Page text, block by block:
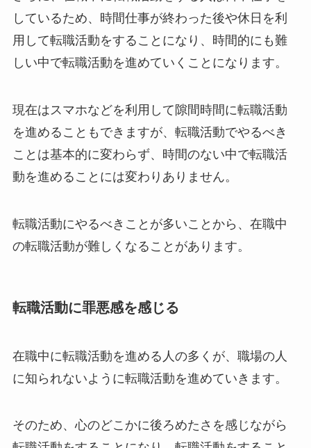
しているため、時間仕事が終わった後や休日を利
用して転職活動をすることになり、時間的にも難
しい中で転職活動を進めていくことになります。
現在はスマホなどを利用して隙間時間に転職活動
を進めることもできますが、転職活動でやるべき
ことは基本的に変わらず、時間のない中で転職活
動を進めることには変わりありません。
転職活動にやるべきことが多いことから、在職中
の転職活動が難しくなることがあります。
転職活動に罪悪感を感じる
在職中に転職活動を進める人の多くが、職場の人
に知られないように転職活動を進めていきます。
そのため、心のどこかに後ろめたさを感じながら